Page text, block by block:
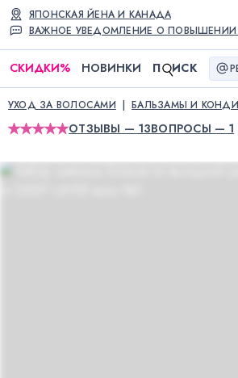
ВАЖНОЕ УВЕДОМЛЕНИЕ О ПОВЫШЕНИИ
ЯПОНСКАЯ ЙЕНА И КАНАДА
СКИДКИ% НОВИНКИ П ИСК
УХОД ЗА ВОЛОСАМИ БАЛЬЗАМЫ И
ОТЗЫВЫ — 13ВОПРОСЫ — 1